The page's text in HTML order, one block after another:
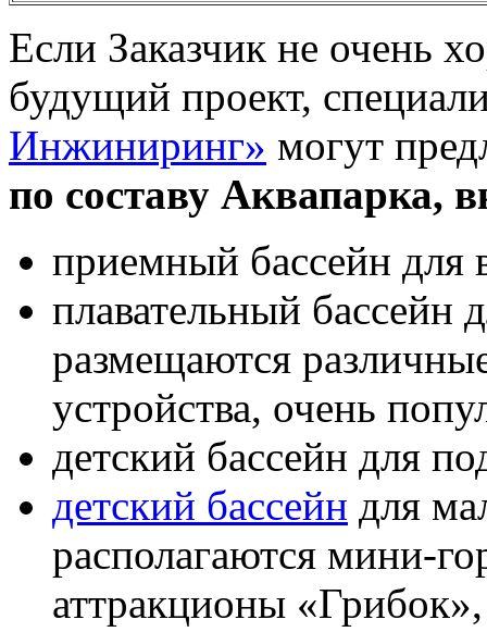
Если Заказчик не очень
будущий проект,
Инжиниринг» могут
по составу Аквапарка,
приемный бассейн для
плавательный бассейн
размещаются
устройства, очень
детский бассейн для
детский бассейн для
располагаются мини-
аттракционы